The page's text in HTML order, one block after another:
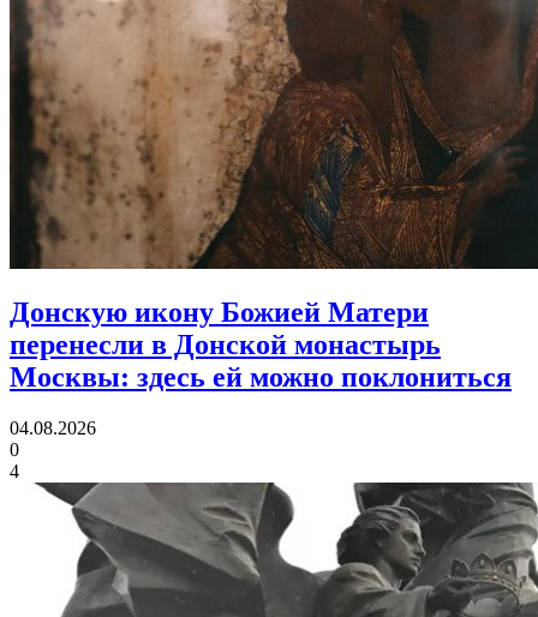
Донскую икону Божией Матери
перенесли в Донской монастырь
Москвы: здесь ей можно поклониться
04.08.2026
0
4